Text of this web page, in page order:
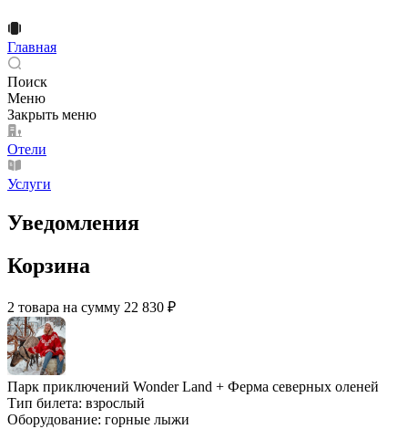
Главная
Поиск
Меню
Закрыть меню
Отели
Услуги
Уведомления
Корзина
2 товара на сумму 22 830 ₽
Парк приключений Wonder Land + Ферма северных оленей
Тип билета: взрослый
Оборудование: горные лыжи